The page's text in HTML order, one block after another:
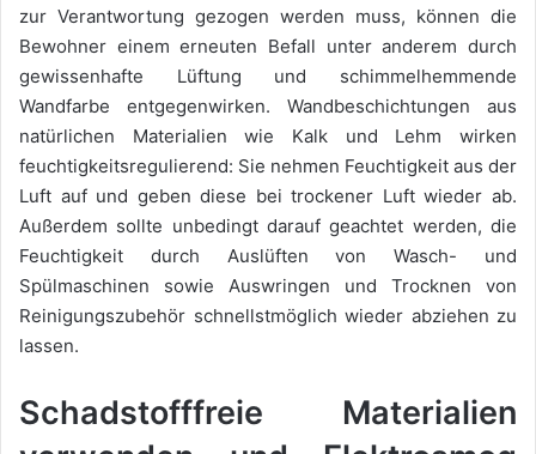
zur Verantwortung gezogen werden muss, können die
Bewohner einem erneuten Befall unter anderem durch
gewissenhafte Lüftung und schimmelhemmende
Wandfarbe entgegenwirken. Wandbeschichtungen aus
natürlichen Materialien wie Kalk und Lehm wirken
feuchtigkeitsregulierend: Sie nehmen Feuchtigkeit aus der
Luft auf und geben diese bei trockener Luft wieder ab.
Außerdem sollte unbedingt darauf geachtet werden, die
Feuchtigkeit durch Auslüften von Wasch- und
Spülmaschinen sowie Auswringen und Trocknen von
Reinigungszubehör schnellstmöglich wieder abziehen zu
lassen.
Schadstofffreie Materialien